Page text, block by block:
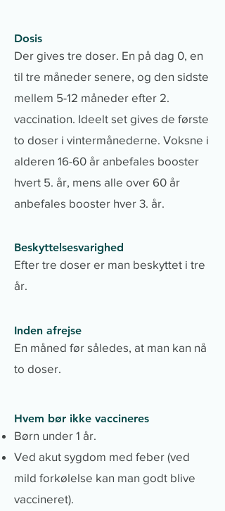
Dosis
Der gives tre doser. En på dag 0, en
til tre måneder senere, og den sidste
mellem 5-12 måneder efter 2.
vaccination. Ideelt set gives de første
to doser i vintermånederne. Voksne i
alderen 16-60 år anbefales booster
hvert 5. år, mens alle over 60 år
anbefales booster hver 3. år.
Beskyttelsesvarighed
Efter tre doser er man beskyttet i tre
år.
Inden afrejse
En måned før således, at man kan nå
to doser.
Hvem bør ikke vaccineres
Børn under 1 år.
Ved akut sygdom med feber (ved
mild forkølelse kan man godt blive
vaccineret).